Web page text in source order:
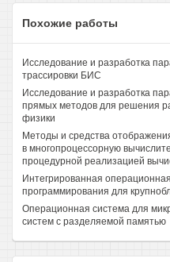
Похожие работы
Исследование и разработка
трассировки БИС
Исследование и разработка
прямых методов для решения
физики
Методы и средства
в многопроцессорную
процедурной реализацией
Интегрированная
программирования для
Операционная система для
систем с разделяемой памятью